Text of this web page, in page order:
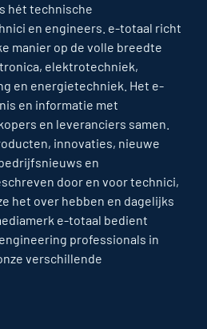
hét technische
en engineers. e-totaal richt
manier op de volle breedte
elektrotechniek,
en energietechniek. Het e-
en informatie met
en leveranciers samen.
innovaties, nieuwe
en
door en voor technici,
het over hebben en dagelijks
e-totaal bedient
professionals in
verschillende